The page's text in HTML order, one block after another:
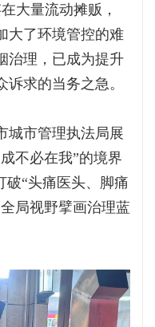
大量流动摊贩，
大了环境管控的难
治理，已成为提升
求的当务之急。
城市管理执法局展
不必在我”的境界
破“头痛医头、脚痛
局视野擘画治理蓝